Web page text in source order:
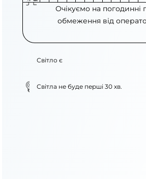
Очікуємо на погодинні
обмеження від
Світло є
Світла не буде перші 30 хв.